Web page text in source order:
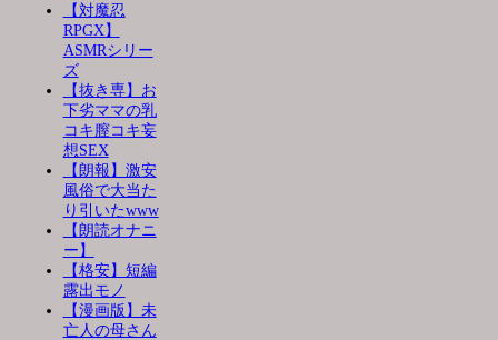
【対魔忍
RPGX】
ASMRシリー
ズ
【抜き専】お
下劣ママの乳
コキ膣コキ妄
想SEX
【朗報】激安
風俗で大当た
り引いたwww
【朗読オナニ
ー】
【格安】短編
露出モノ
【漫画版】未
亡人の母さん